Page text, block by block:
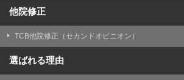
他院修正
TCB他院修正（セカンドオピニオン）
選ばれる理由